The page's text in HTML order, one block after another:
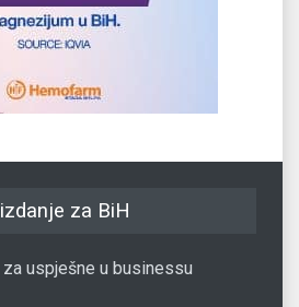
za BiH
uspješne u businessu